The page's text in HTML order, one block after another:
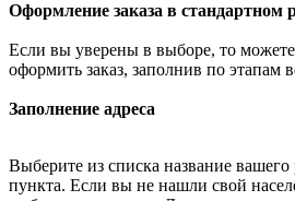
Оформление заказа в стандартном
Если вы уверены в выборе, то можете
оформить заказ, заполнив по этапам
Заполнение адреса
Выберите из списка название вашего
пункта. Если вы не нашли свой